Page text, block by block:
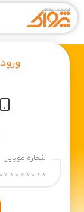
ورود
شماره موبایل